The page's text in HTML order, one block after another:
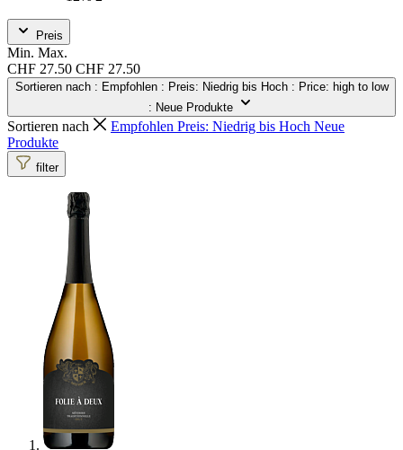
Preis
Min. Max.
CHF 27.50 CHF 27.50
Sortieren nach : Empfohlen : Preis: Niedrig bis Hoch : Price: high to low
: Neue Produkte
Sortieren nach Empfohlen Preis: Niedrig bis Hoch Neue
Produkte
filter